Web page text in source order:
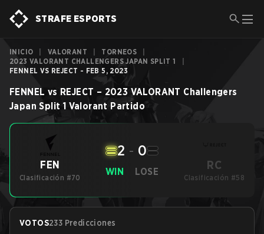
STRAFE ESPORTS
INICIO VALORANT TORNEOS
2023 VALORANT CHALLENGERS JAPAN SPLIT 1
FENNEL VS REJECT - FEB 5, 2023
FENNEL vs REJECT – 2023 VALORANT Challengers
Japan Split 1 Valorant Partido
FEN
Clasificación #70
WIN
2 - 0
LOSE RC
Clasificación #58
VOTOS233 Predicciones